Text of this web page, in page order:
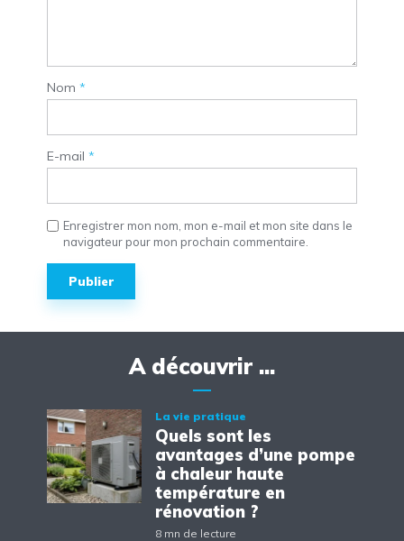
Nom *
E-mail *
Enregistrer mon nom, mon e-mail et mon site dans le
navigateur pour mon prochain commentaire.
A découvrir ...
La vie pratique
Quels sont les
avantages d’une pompe
à chaleur haute
température en
rénovation ?
8 mn de lecture